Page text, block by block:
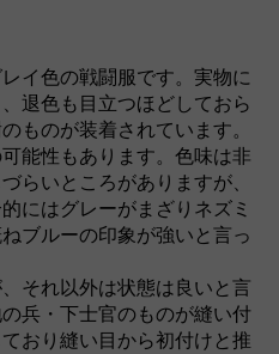
イ色の戦闘服です。実物に
退色も目立つほどしておら
ものが装着されています。
能性もあります。色味は非
らいところがありますが、
にはグレーがまざりネズミ
ブルーの印象が強いと言っ
それ以外は状態は良いと言
兵・下士官のものが縫い付
おり縫い目から初付けと推